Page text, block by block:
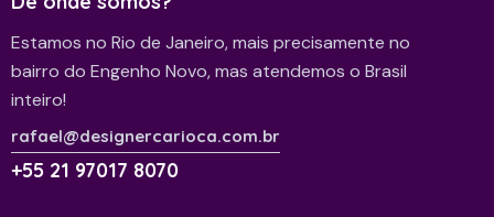
Estamos no Rio de Janeiro, mais precisamente no
bairro do Engenho Novo, mas atendemos o Brasil
inteiro!
rafael@designercarioca.com.br
+55 21 97017 8070